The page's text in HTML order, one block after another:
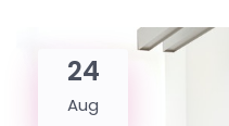
24
Aug